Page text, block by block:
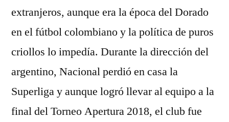
extranjeros, aunque era la época del Dorado
en el fútbol colombiano y la política de puros
criollos lo impedía. Durante la dirección del
argentino, Nacional perdió en casa la
Superliga y aunque logró llevar al equipo a la
final del Torneo Apertura 2018, el club fue